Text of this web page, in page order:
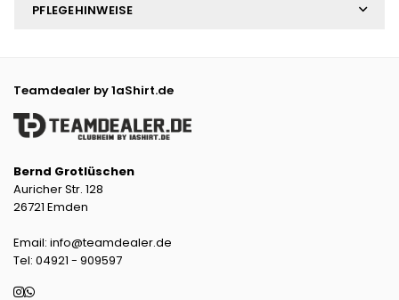
PFLEGEHINWEISE
Teamdealer by 1aShirt.de
Bernd Grotlüschen
Auricher Str. 128
26721 Emden
Email: info@teamdealer.de
Tel: 04921 - 909597
Instagram
Whatsapp